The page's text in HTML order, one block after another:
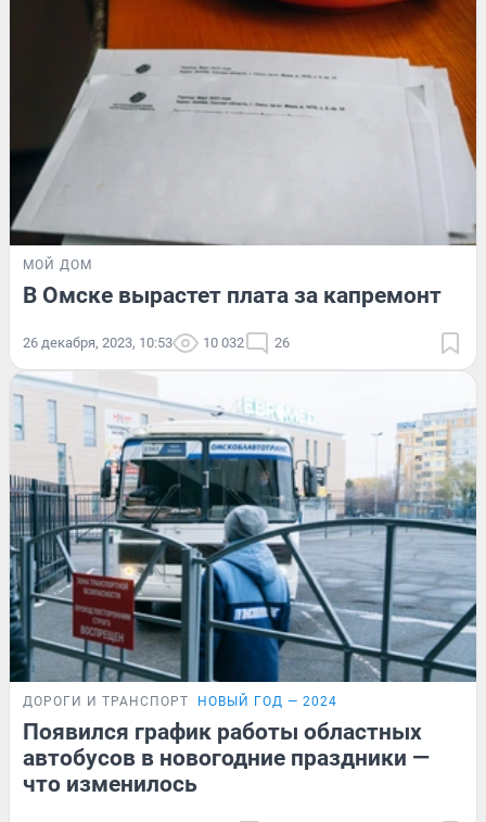
МОЙ ДОМ
В Омске вырастет плата за капремонт
26 декабря, 2023, 10:53 10 032 26
ДОРОГИ И ТРАНСПОРТ НОВЫЙ ГОД — 2024
Появился график работы областных
автобусов в новогодние праздники —
что изменилось